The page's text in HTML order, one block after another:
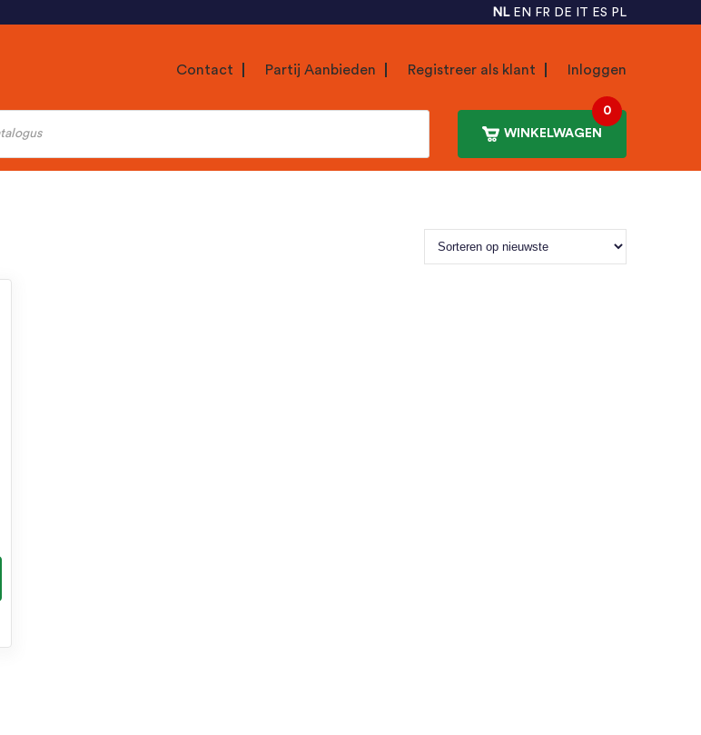
NL EN FR DE IT ES PL
Contact Partij Aanbieden Registreer als klant Inloggen
WINKELWAGEN
0